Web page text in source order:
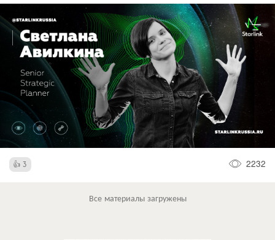
3 2232
Все материалы загружены